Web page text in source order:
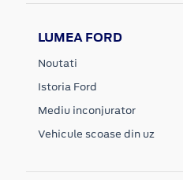
LUMEA FORD
Noutati
Istoria Ford
Mediu inconjurator
Vehicule scoase din uz